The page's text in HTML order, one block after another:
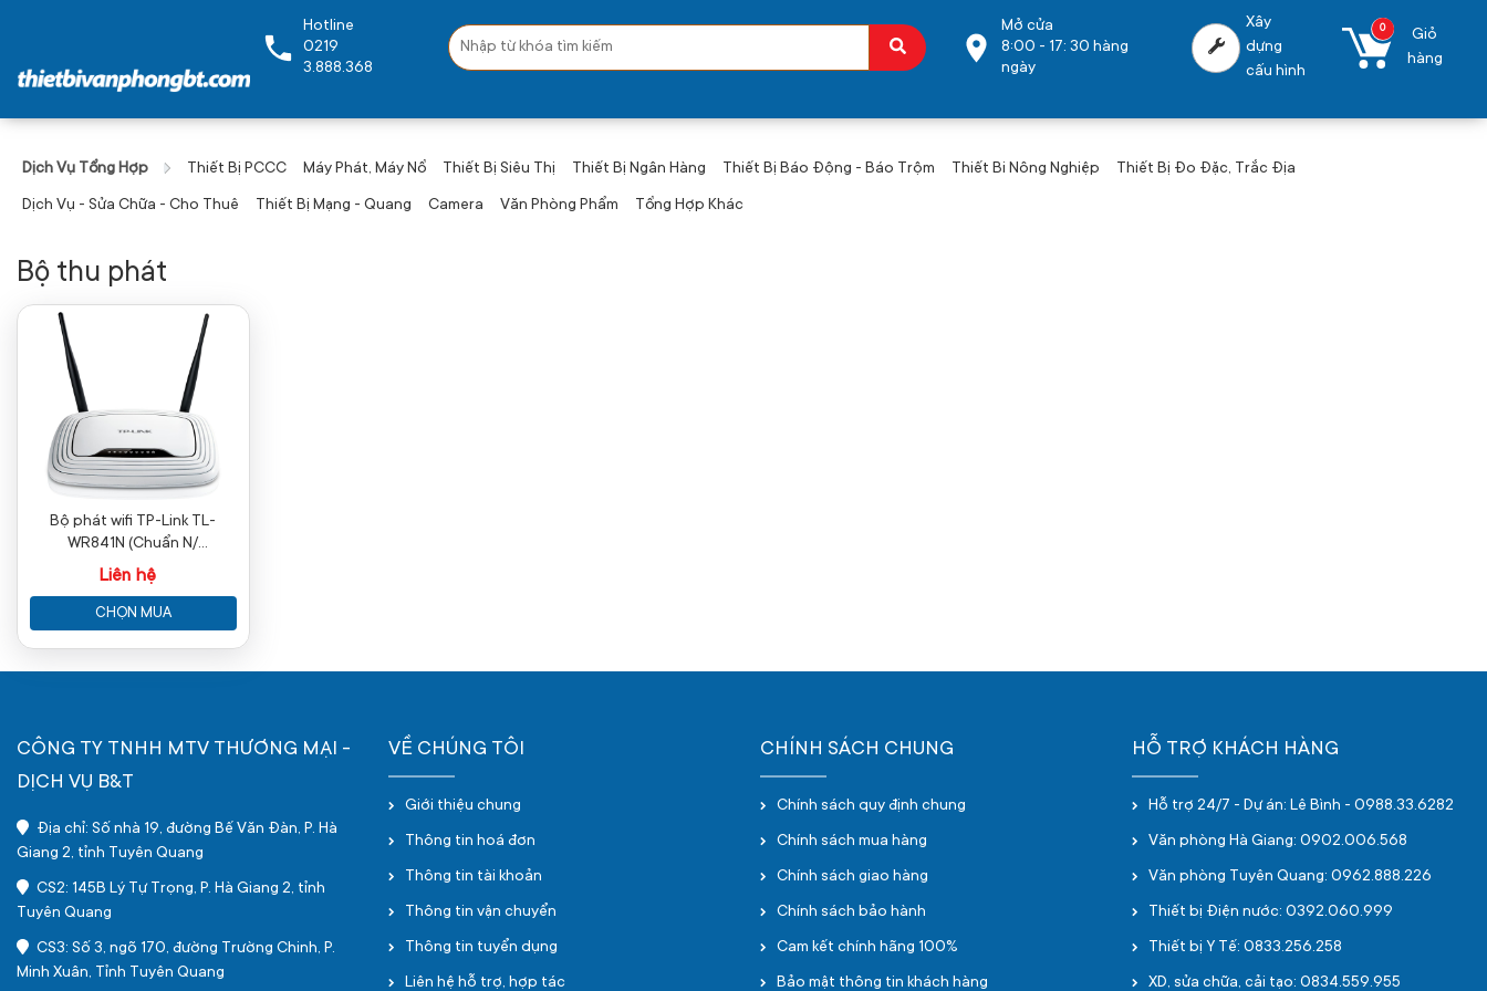
Hotline
0219
3.888.368
Mở cửa
8:00 - 17: 30 hàng
ngày
Xây
dựng
cấu hình
0
Giỏ
hàng
Dịch Vụ Tổng Hợp Thiết Bị PCCC Máy Phát, Máy Nổ Thiết Bị Siêu Thị Thiết Bị Ngân Hàng Thiết Bị Báo Động - Báo Trộm Thiết Bi Nông Nghiệp Thiết Bị Đo Đặc, Trắc Địa
Dịch Vụ - Sửa Chữa - Cho Thuê Thiết Bị Mạng - Quang Camera Văn Phòng Phẩm Tổng Hợp Khác
Bộ thu phát
Bộ phát wifi TP-Link TL-
WR841N (Chuẩn N/
300Mbps/ 2 Ăng-ten ngoài/
15 User)
Liên hệ
CHỌN MUA
CÔNG TY TNHH MTV THƯƠNG MẠI -
DỊCH VỤ B&T
Địa chỉ: Số nhà 19, đường Bế Văn Đàn, P. Hà
Giang 2, tỉnh Tuyên Quang
CS2: 145B Lý Tự Trọng, P. Hà Giang 2, tỉnh
Tuyên Quang
CS3: Số 3, ngõ 170, đường Trường Chinh, P.
Minh Xuân, Tỉnh Tuyên Quang
VỀ CHÚNG TÔI
Giới thiệu chung
Thông tin hoá đơn
Thông tin tài khoản
Thông tin vận chuyển
Thông tin tuyển dụng
Liên hệ hỗ trợ, hợp tác
CHÍNH SÁCH CHUNG
Chính sách quy định chung
Chính sách mua hàng
Chính sách giao hàng
Chính sách bảo hành
Cam kết chính hãng 100%
Bảo mật thông tin khách hàng
HỖ TRỢ KHÁCH HÀNG
Hỗ trợ 24/7 - Dự án: Lê Bình - 0988.33.6282
Văn phòng Hà Giang: 0902.006.568
Văn phòng Tuyên Quang: 0962.888.226
Thiết bị Điện nước: 0392.060.999
Thiết bị Y Tế: 0833.256.258
XD, sửa chữa, cải tạo: 0834.559.955